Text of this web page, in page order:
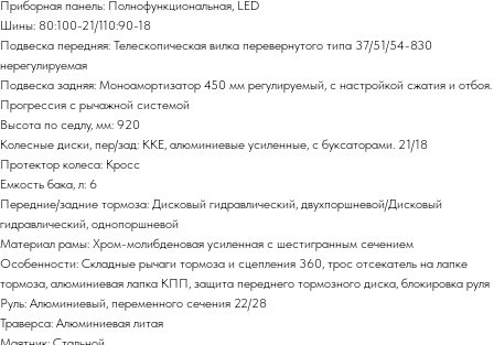
Приборная панель: Полнофункциональная, LЕD
Шины: 80:100-21/110:90-18
Подвеска передняя: Телескопическая вилка перевернутого типа 37/51/54-830
нерегулируемая
Подвеска задняя: Моноамортизатор 450 мм регулируемый, с настройкой сжатия и отбоя.
Прогрессия с рычажной системой
Высота по седлу, мм: 920
Колесные диски, пер/зад: KKE, алюминиевые усиленные, с буксаторами. 21/18
Протектор колеса: Кросс
Емкость бака, л: 6
Передние/задние тормоза: Дисковый гидравлический, двухпоршневой/Дисковый
гидравлический, однопоршневой
Материал рамы: Хром-молибденовая усиленная с шестигранным сечением
Особенности: Складные рычаги тормоза и сцепления 360, трос отсекатель на лапке
тормоза, алюминиевая лапка КПП, защита переднего тормозного диска, блокировка руля
Руль: Алюминиевый, переменного сечения 22/28
Траверса: Алюминиевая литая